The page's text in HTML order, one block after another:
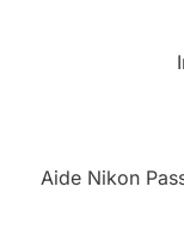
Aide Nikon